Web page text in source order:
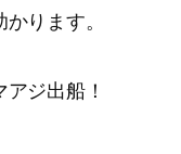
ります。
アジ出船！